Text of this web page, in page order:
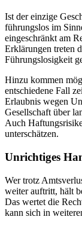
Ist der einzige
führungslos im
eingeschränkt am
Erklärungen treten
Führungslosigkeit
Hinzu kommen
entschiedene Fall
Erlaubnis wegen
Gesellschaft über
Auch
unterschätzen.
Unrichtiges
Wer trotz
weiter auftritt, hält
Das wertet die
kann sich in